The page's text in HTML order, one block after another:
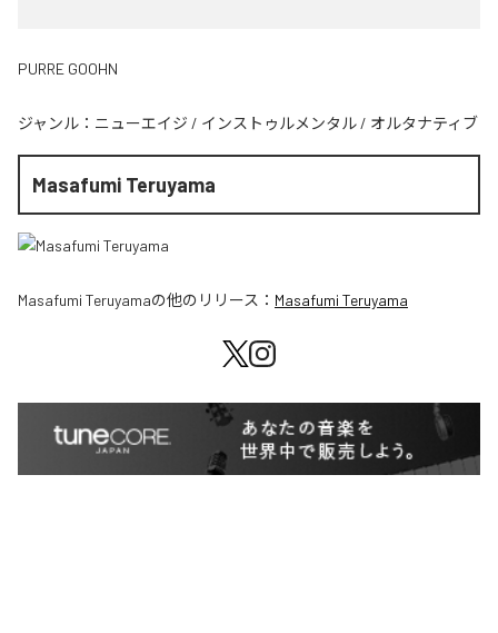
PURRE GOOHN
ジャンル： ニューエイジ / インストゥルメンタル / オルタナティブ
Masafumi Teruyama
Masafumi Teruyamaの他のリリース： Masafumi Teruyama